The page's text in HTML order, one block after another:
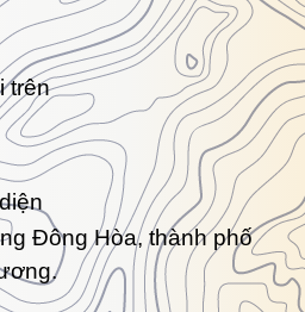
trên
Đông Hòa, thành phố